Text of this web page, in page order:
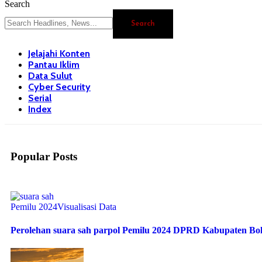
Search
Jelajahi Konten
Pantau Iklim
Data Sulut
Cyber Security
Serial
Index
Popular Posts
Pemilu 2024Visualisasi Data
Perolehan suara sah parpol Pemilu 2024 DPRD Kabupaten